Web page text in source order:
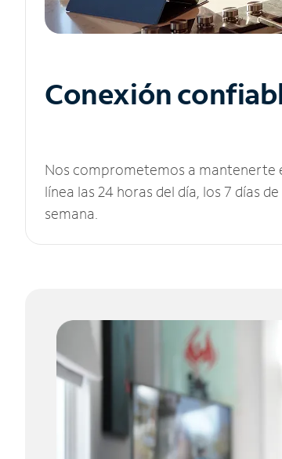
Conexión
Nos comprometemos a mantenerte
línea las 24 horas del día, los 7 días de
semana.